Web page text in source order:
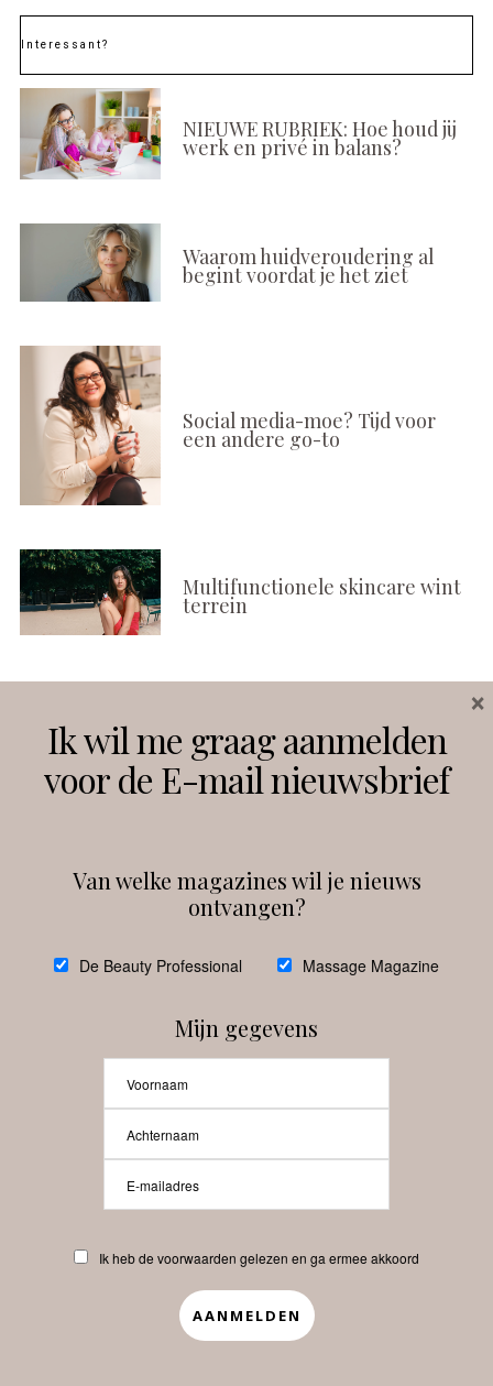
Interessant?
NIEUWE RUBRIEK: Hoe houd jij
werk en privé in balans?
Waarom huidveroudering al
begint voordat je het ziet
Social media-moe? Tijd voor
een andere go-to
Multifunctionele skincare wint
terrein
Instagram Facebook
debeautyprofessional
Beauty-Pro.nl
Abonneren Contact
APP
Ik wil me graag aanmelden
voor de E-mail nieuwsbrief
Van welke magazines wil je nieuws
ontvangen?
De Beauty Professional Massage Magazine
Mijn gegevens
Ik heb de voorwaarden gelezen en ga ermee akkoord
×